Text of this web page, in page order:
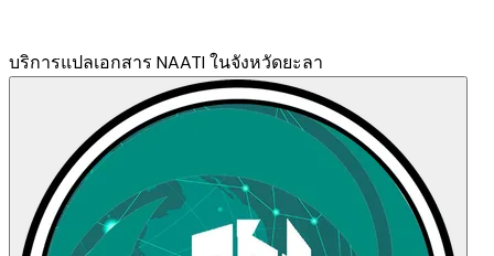
บริการแปลเอกสาร NAATI ในจังหวัดยะลา